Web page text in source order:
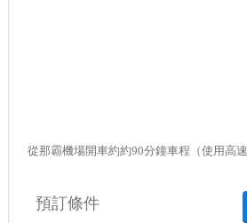
從那霸機場開車約約90分鐘車程（使用高速
預訂條件